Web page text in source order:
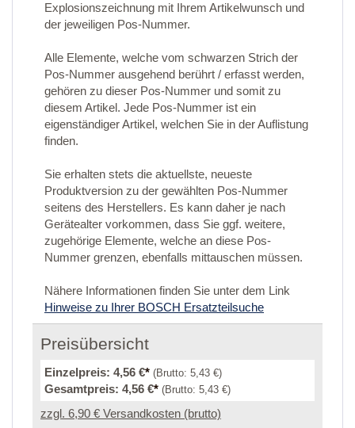
Explosionszeichnung mit Ihrem Artikelwunsch und
der jeweiligen Pos-Nummer.
Alle Elemente, welche vom schwarzen Strich der
Pos-Nummer ausgehend berührt / erfasst werden,
gehören zu dieser Pos-Nummer und somit zu
diesem Artikel. Jede Pos-Nummer ist ein
eigenständiger Artikel, welchen Sie in der Auflistung
finden.
Sie erhalten stets die aktuellste, neueste
Produktversion zu der gewählten Pos-Nummer
seitens des Herstellers. Es kann daher je nach
Gerätealter vorkommen, dass Sie ggf. weitere,
zugehörige Elemente, welche an diese Pos-
Nummer grenzen, ebenfalls mittauschen müssen.
Nähere Informationen finden Sie unter dem Link
Hinweise zu Ihrer BOSCH Ersatzteilsuche
Preisübersicht
Einzelpreis: 4,56 €* (Brutto: 5,43 €)
Gesamtpreis: 4,56 €* (Brutto: 5,43 €)
zzgl. 6,90 € Versandkosten (brutto)